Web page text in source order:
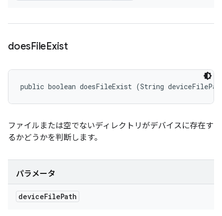
doesFileExist
public boolean doesFileExist (String
ファイルまたは空でないディレクトリがデバイスに存在す
るかどうかを判断します。
パラメータ
deviceFilePath